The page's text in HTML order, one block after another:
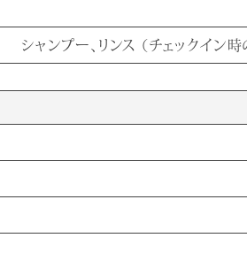
シャンプー、リンス （チェックイン時